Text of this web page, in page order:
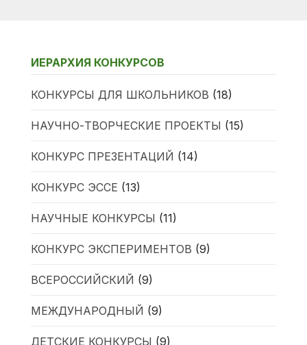
ИЕРАРХИЯ КОНКУРСОВ
КОНКУРСЫ ДЛЯ ШКОЛЬНИКОВ (18)
НАУЧНО-ТВОРЧЕСКИЕ ПРОЕКТЫ (15)
КОНКУРС ПРЕЗЕНТАЦИЙ (14)
КОНКУРС ЭССЕ (13)
НАУЧНЫЕ КОНКУРСЫ (11)
КОНКУРС ЭКСПЕРИМЕНТОВ (9)
ВСЕРОССИЙСКИЙ (9)
МЕЖДУНАРОДНЫЙ (9)
ДЕТСКИЕ КОНКУРСЫ (9)